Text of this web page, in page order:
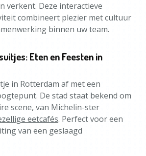
verkent. Deze interactieve
combineert plezier met cultuur
binnen uw team.
Eten en Feesten in
in Rotterdam af met een
De stad staat bekend om
scene, van Michelin-ster
eetcafés. Perfect voor een
van een geslaagd